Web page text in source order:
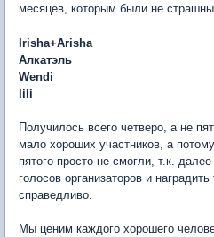
месяцев, которым были не
Irisha+Arisha
Алкатэль
Wendi
lili
Получилось всего четверо, а не
мало хороших участников, а
пятого просто не смогли, т.к.
голосов организаторов и
справедливо.
Мы ценим каждого хорошего